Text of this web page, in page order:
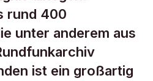
rund 400
unter anderem aus
ist ein großartig